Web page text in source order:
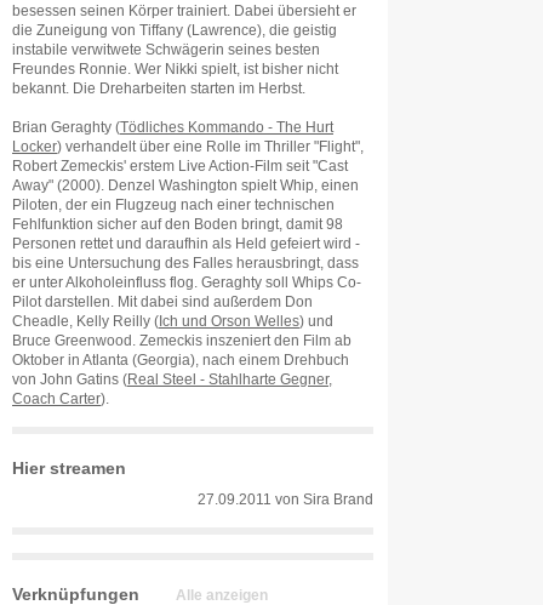
besessen seinen Körper trainiert. Dabei übersieht er
die Zuneigung von Tiffany (Lawrence), die geistig
instabile verwitwete Schwägerin seines besten
Freundes Ronnie. Wer Nikki spielt, ist bisher nicht
bekannt. Die Dreharbeiten starten im Herbst.
Brian Geraghty (Tödliches Kommando - The Hurt
Locker) verhandelt über eine Rolle im Thriller "Flight",
Robert Zemeckis' erstem Live Action-Film seit "Cast
Away" (2000). Denzel Washington spielt Whip, einen
Piloten, der ein Flugzeug nach einer technischen
Fehlfunktion sicher auf den Boden bringt, damit 98
Personen rettet und daraufhin als Held gefeiert wird -
bis eine Untersuchung des Falles herausbringt, dass
er unter Alkoholeinfluss flog. Geraghty soll Whips Co-
Pilot darstellen. Mit dabei sind außerdem Don
Cheadle, Kelly Reilly ( Ich und Orson Welles) und
Bruce Greenwood. Zemeckis inszeniert den Film ab
Oktober in Atlanta (Georgia), nach einem Drehbuch
von John Gatins (Real Steel - Stahlharte Gegner,
Coach Carter).
Hier streamen
27.09.2011 von Sira Brand
Verknüpfungen Alle anzeigen